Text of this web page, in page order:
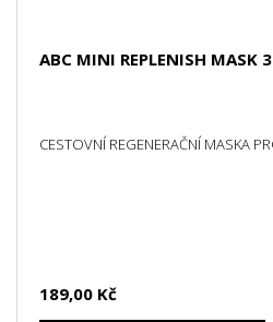
ABC MINI REPLENISH MASK
CESTOVNÍ REGENERAČNÍ MASKA
189,00 Kč